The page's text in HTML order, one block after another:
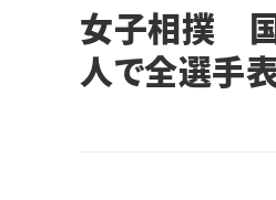
女子相撲
人で全選手